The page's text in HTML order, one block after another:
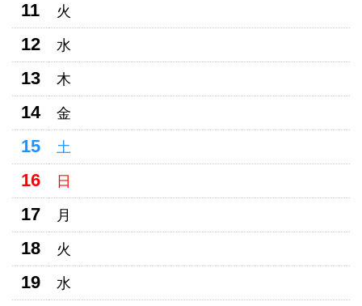
11 火
12 水
13 木
14 金
15 土
16 日
17 月
18 火
19 水